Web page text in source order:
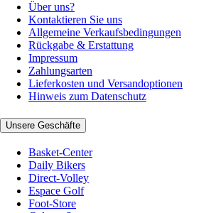
Über uns?
Kontaktieren Sie uns
Allgemeine Verkaufsbedingungen
Rückgabe & Erstattung
Impressum
Zahlungsarten
Lieferkosten und Versandoptionen
Hinweis zum Datenschutz
Unsere Geschäfte
Basket-Center
Daily Bikers
Direct-Volley
Espace Golf
Foot-Store